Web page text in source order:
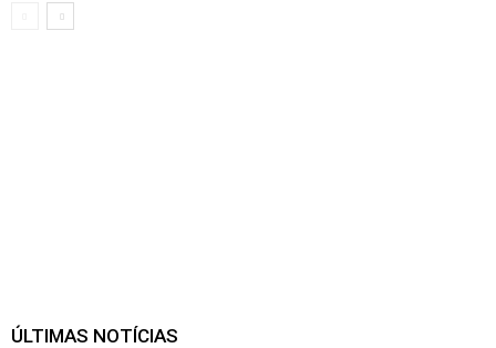
ÚLTIMAS NOTÍCIAS